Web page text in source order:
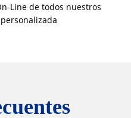
Line de todos nuestros